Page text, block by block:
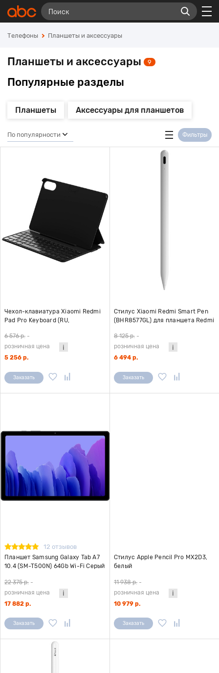
Телефоны Планшеты и аксессуары
Планшеты и аксессуары 9
Популярные разделы
Планшеты Аксессуары для планшетов
По популярности Фильтры
Чехол-клавиатура Xiaomi Redmi
Pad Pro Keyboard (RU,
6 576 р. -
розничная цена
5 256 р.
Заказать
Стилус Xiaomi Redmi Smart Pen
(BHR8577GL) для планшета Redmi
8 125 р. -
розничная цена
6 494 р.
Заказать
12 отзывов
Планшет Samsung Galaxy Tab A7
10.4 (SM-T500N) 64Gb Wi-Fi Серый
22 375 р. -
розничная цена
17 882 р.
Заказать
Стилус Apple Pencil Pro MX2D3,
белый
11 938 р. -
розничная цена
10 979 р.
Заказать